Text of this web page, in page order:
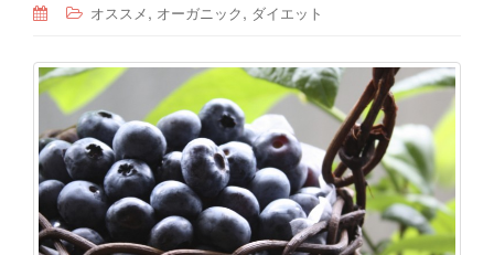
t
i
o
オススメ, オーガニック, ダイエット